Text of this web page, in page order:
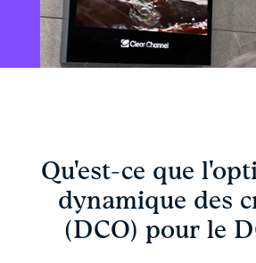
Qu'est-ce que
dynamique des
(DCO) pour le